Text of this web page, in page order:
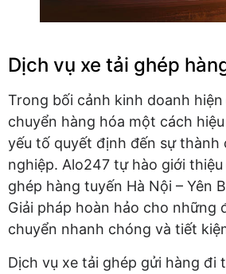
Dịch vụ xe tải ghép
Trong bối cảnh kinh doanh hiện
chuyển hàng hóa một cách
yếu tố quyết định đến sự thành
nghiệp. Alo247 tự hào giới
ghép hàng tuyến Hà Nội – Yên
Giải pháp hoàn hảo cho những
chuyển nhanh chóng và tiết
Dịch vụ xe tải ghép gửi hàng đi